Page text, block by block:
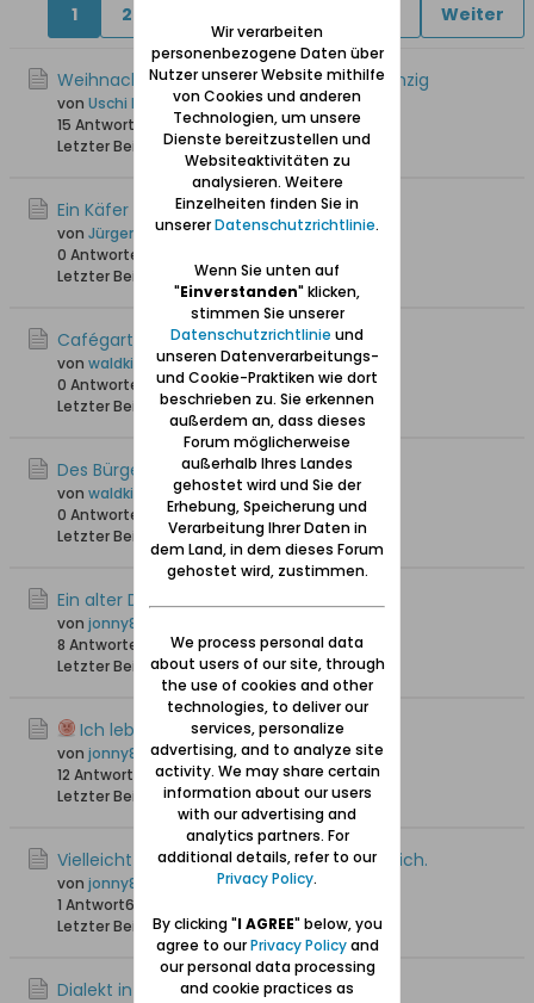
1 2 Weiter
Weihnachtliches - Vor Heilig Abend in Danzig
von Uschi Danziger
15 Antworten
20.370 Hits0 Likes
Letzter Beitrag23.12.2025, 11:56
Ein Käfer im Schilf
von Jürgen_W
0 Antworten
Letzter Beitrag
25.05.2025, 18:49
Cafégarten Kirschberger in Ohra
von waldkind
0 Antworten
3.793 Hits0 Likes
Letzter Beitrag09.09.2024, 16:59
Des Bürgermeister Czirenbergs Garten
von waldkind
0 Antworten
2.046 Hits0 Likes
Letzter Beitrag
07.09.2024, 11:28
Ein alter Danziger
von jonny810
8 Antworten
5.048 Hits0 Likes
Letzter Beitrag23.04.2024, 20:54
Ich lebe noch – und das ist gut!
von jonny810
12 Antworten
3.709 Hits0 Likes
Letzter Beitrag21.04.2024, 18:42
Vielleicht heute recht zeitgemäß-denke ich.
von jonny810
1 Antwort6.615 Hits
Letzter Beitrag 12.04.2024, 18:11
Dialekt in Danzig
Wir verarbeiten
personenbezogene Daten über
Nutzer unserer Website mithilfe
von Cookies und anderen
Technologien, um unsere
Dienste bereitzustellen und
Websiteaktivitäten zu
analysieren. Weitere
Einzelheiten finden Sie in
unsererDatenschutzrichtlinie.
Wenn Sie unten auf
"Einverstanden" klicken,
stimmen Sie unserer
Datenschutzrichtlinie und
unseren Datenverarbeitungs-
und Cookie-Praktiken wie dort
beschrieben zu. Sie erkennen
außerdem an, dass dieses
Forum möglicherweise
außerhalb Ihres Landes
gehostet wird und Sie der
Erhebung, Speicherung und
Verarbeitung Ihrer Daten in
dem Land, in dem dieses Forum
gehostet wird, zustimmen.
We process personal data
about users of our site, through
the use of cookies and other
technologies, to deliver our
services, personalize
advertising, and to analyze site
activity. We may share certain
information about our users
with our advertising and
analytics partners. For
additional details, refer to our
Privacy Policy.
By clicking "I AGREE" below, you
agree to ourPrivacy Policyand
our personal data processing
and cookie practices as